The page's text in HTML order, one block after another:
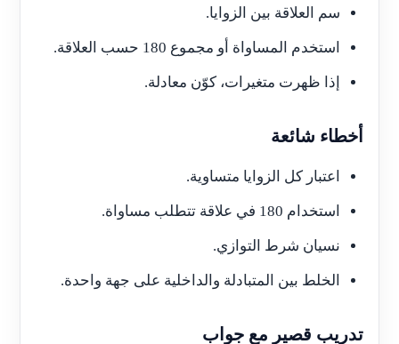
سم العلاقة بين الزوايا.
استخدم المساواة أو مجموع 180 حسب العلاقة.
إذا ظهرت متغيرات، كوّن معادلة.
أخطاء شائعة
اعتبار كل الزوايا متساوية.
استخدام 180 في علاقة تتطلب مساواة.
نسيان شرط التوازي.
الخلط بين المتبادلة والداخلية على جهة واحدة.
تدريب قصير مع جواب